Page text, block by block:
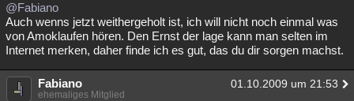
@Fabiano
Auch wenns jetzt weithergeholt ist, ich will nicht noch einmal was
von Amoklaufen hören. Den Ernst der lage kann man selten im
Internet merken, daher finde ich es gut, das du dir sorgen machst.
Fabiano 01.10.2009 um 21:53
ehemaliges Mitglied